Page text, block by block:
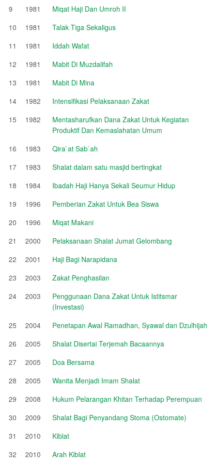
9
1981
Miqat Haji Dan Umroh II
10
1981
Talak Tiga Sekaligus
11
1981
Iddah Wafat
12
1981
Mabit Di Muzdalifah
13
1981
Mabit Di Mina
14
1982
Intensifikasi Pelaksanaan Zakat
15
1982
Mentasharufkan Dana Zakat Untuk Kegiatan
Produktif Dan Kemaslahatan Umum
16
1983
Qira`at Sab`ah
17
1983
Shalat dalam satu masjid bertingkat
18
1984
Ibadah Haji Hanya Sekali Seumur Hidup
19
1996
Pemberian Zakat Untuk Bea Siswa
20
1996
Miqat Makani
21
2000
Pelaksanaan Shalat Jumat Gelombang
22
2001
Haji Bagi Narapidana
23
2003
Zakat Penghasilan
24
2003
Penggunaan Dana Zakat Untuk Istitsmar
(Investasi)
25
2004
Penetapan Awal Ramadhan, Syawal dan Dzulhijah
26
2005
Shalat Disertai Terjemah Bacaannya
27
2005
Doa Bersama
28
2005
Wanita Menjadi Imam Shalat
29
2008
Hukum Pelarangan Khitan Terhadap Perempuan
30
2009
Shalat Bagi Penyandang Stoma (Ostomate)
31
2010
Kiblat
32
2010 Arah Kiblat